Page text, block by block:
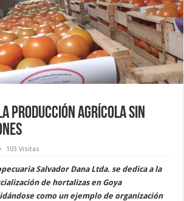
producción agrícola sin
103 Visitas
Salvador Dana Ltda. se dedica a la
de hortalizas en Goya
como un ejemplo de organización